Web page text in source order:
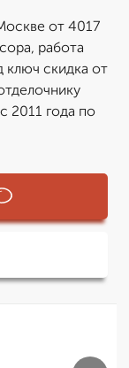
от 4017
работа
ключ скидка от
2011 года по